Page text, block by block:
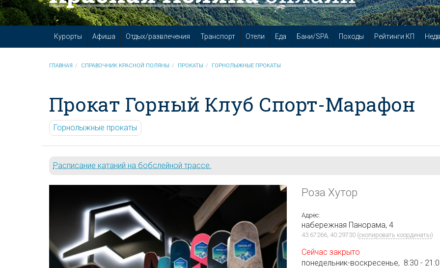
Курорты Афиша Отдых/развлечения Транспорт Отели Еда Бани/SPA Походы Рейтинги КП
ГЛАВНАЯ СПРАВОЧНИК КРАСНОЙ ПОЛЯНЫ ПРОКАТЫ ГОРНОЛЫЖНЫЕ ПРОКАТЫ
Прокат Горный Клуб Спорт-Марафон
Горнолыжные прокаты
Расписание катаний на бобслейной трассе.
Роза Хутор
Адрес:
набережная Панорама, 4
43.67266, 40.29730(скопировать координаты)
Сейчас закрыто
понедельник-воскресенье, 8:30 -